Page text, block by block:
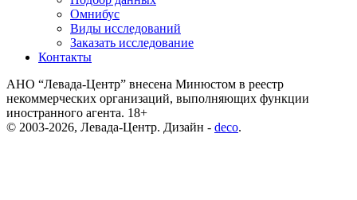
Омнибус
Виды исследований
Заказать исследование
Контакты
АНО “Левада-Центр” внесена Минюстом в реестр
некоммерческих организаций, выполняющих функции
иностранного агента. 18+
© 2003-2026, Левада-Центр. Дизайн - deco.